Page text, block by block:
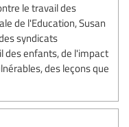
le travail des
de l'Education, Susan
syndicats
des enfants, de l'impact
des leçons que